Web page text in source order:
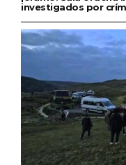
investigados por